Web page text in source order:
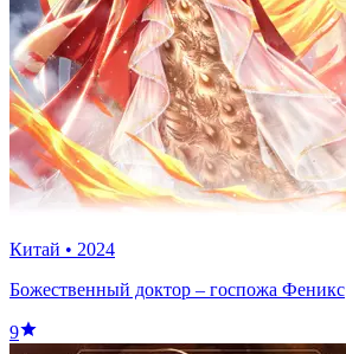
Китай • 2024
Божественный доктор – госпожа Феникс
9